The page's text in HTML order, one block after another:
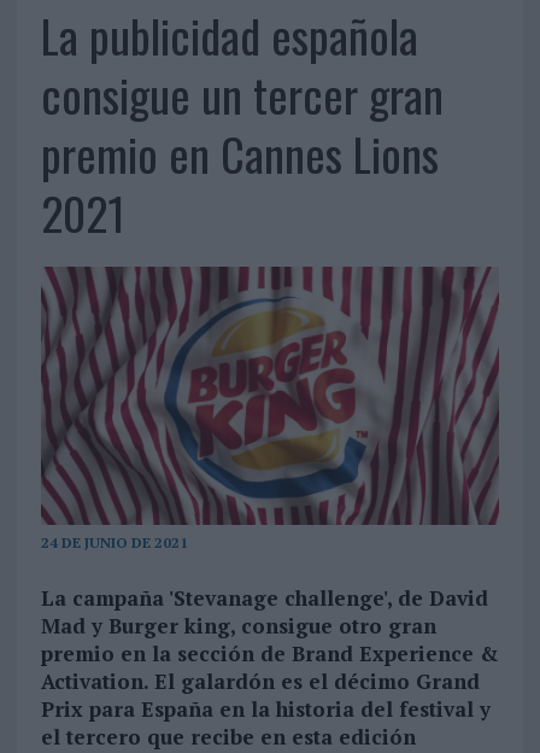
La publicidad española
consigue un tercer gran
premio en Cannes Lions
2021
24 DE JUNIO DE 2021
La campaña 'Stevanage challenge', de David
Mad y Burger king, consigue otro gran
premio en la sección de Brand Experience &
Activation. El galardón es el décimo Grand
Prix para España en la historia del festival y
el tercero que recibe en esta edición